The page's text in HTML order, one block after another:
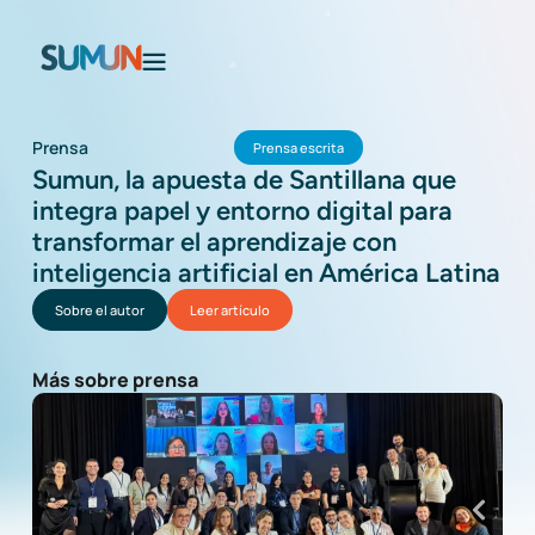
Prensa Prensa escrita
Sumun, la apuesta de Santillana que
integra papel y entorno digital para
transformar el aprendizaje con
inteligencia artificial en América Latina
Sobre el autor Leer artículo
Más sobre prensa